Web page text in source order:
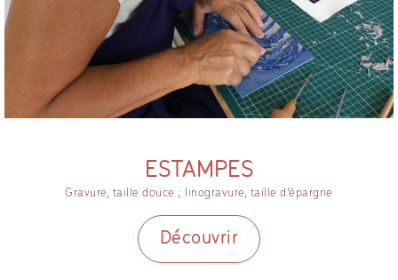
ESTAMPES
Gravure, taille douce ; linogravure, taille d’épargne
Découvrir